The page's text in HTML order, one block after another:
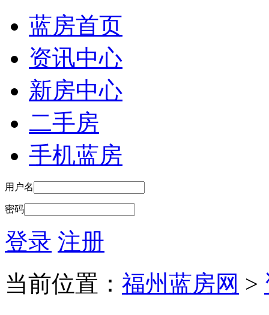
蓝房首页
资讯中心
新房中心
二手房
手机蓝房
用户名
密码
登录 注册
当前位置： 福州蓝房网 >